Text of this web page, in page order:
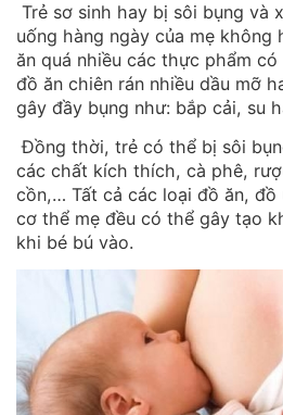
Trẻ sơ sinh hay bị sôi bụng và
uống hàng ngày của mẹ không
ăn quá nhiều các thực phẩm
đồ ăn chiên rán nhiều dầu mỡ
gây đầy bụng như: bắp cải, su
Đồng thời, trẻ có thể bị sôi
các chất kích thích, cà phê,
cồn,… Tất cả các loại đồ ăn, đồ
cơ thể mẹ đều có thể gây tạo
khi bé bú vào.